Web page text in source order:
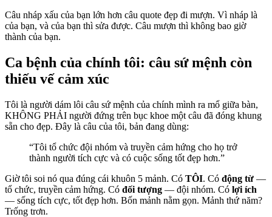
Câu nháp xấu của bạn lớn hơn câu quote đẹp đi mượn. Vì nháp là
của bạn, và của bạn thì sửa được. Câu mượn thì không bao giờ
thành của bạn.
Ca bệnh của chính tôi: câu sứ mệnh còn
thiếu vế cảm xúc
Tôi là người dám lôi câu sứ mệnh của chính mình ra mổ giữa bàn,
KHÔNG PHẢI người đứng trên bục khoe một câu đã đóng khung
sẵn cho đẹp. Đây là câu của tôi, bản đang dùng:
“Tôi tổ chức đội nhóm và truyền cảm hứng cho họ trở
thành người tích cực và có cuộc sống tốt đẹp hơn.”
Giờ tôi soi nó qua đúng cái khuôn 5 mảnh. Có TÔI. Có động từ —
tổ chức, truyền cảm hứng. Có đối tượng — đội nhóm. Có lợi ích
— sống tích cực, tốt đẹp hơn. Bốn mảnh nằm gọn. Mảnh thứ năm?
Trống trơn.